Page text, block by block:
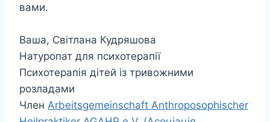
вами.
Ваша, Світлана Кудряшова
Натуропат для психотерапії
Психотерапія дітей із тривожними
розладами
Член Arbeitsgemeinschaft Anthroposophischer